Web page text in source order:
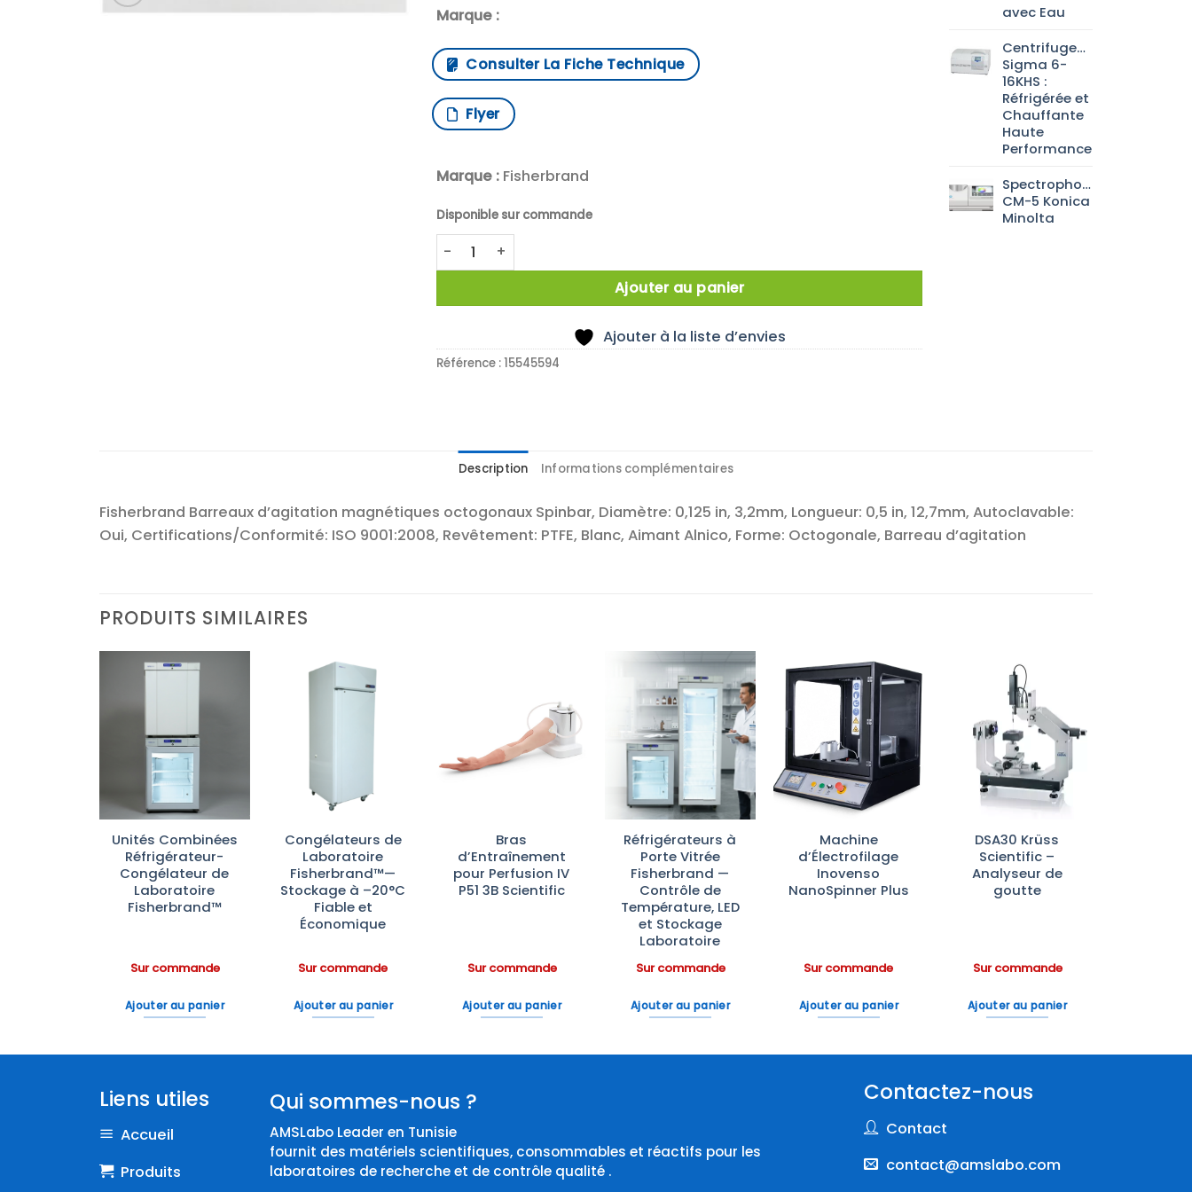
Marque :
Consulter La Fiche Technique
Flyer
Marque :Fisherbrand
Disponible sur commande
quantité de Spin bar magnetic stir bar, PTFE coated
Ajouter au panier
Ajouter à la liste d’envies
Référence :15545594
avec Eau
Centrifugeuse
Sigma 6-
16KHS :
Réfrigérée et
Chauffante
Haute
Performance
Spectrophotomètre
CM-5 Konica
Minolta
Description Informations complémentaires
Fisherbrand Barreaux d’agitation magnétiques octogonaux Spinbar, Diamètre: 0,125 in, 3,2mm, Longueur: 0,5 in, 12,7mm, Autoclavable:
Oui, Certifications/Conformité: ISO 9001:2008, Revêtement: PTFE, Blanc, Aimant Alnico, Forme: Octogonale, Barreau d’agitation
PRODUITS SIMILAIRES
Ajouter
à la liste
Unités Combinées
Réfrigérateur-
Congélateur de
Laboratoire
Fisherbrand™
Sur commande
Ajouter au panier
Congélateurs de
Laboratoire
Fisherbrand™—
Stockage à –20°C
Fiable et
Économique
Sur commande
Ajouter au panier
Ajouter
à la liste
d’envies
Bras
d’Entraînement
pour Perfusion IV
P51 3B Scientific
Sur commande
Ajouter au panier
Ajouter
à la liste
d’envies
Réfrigérateurs à
Porte Vitrée
Fisherbrand —
Contrôle de
Température, LED
et Stockage
Laboratoire
Sur commande
Ajouter au panier
Ajouter
à la liste
d’envies
Machine
d’Électrofilage
Inovenso
NanoSpinner Plus
Sur commande
Ajouter au panier
Ajouter
à la liste
d’envies
DSA30 Krüss
Scientific –
Analyseur de
goutte
Sur commande
Ajouter au panier
Liens utiles
Accueil
Produits
Qui sommes-nous ?
AMSLabo Leader en Tunisie
fournit des matériels scientifiques, consommables et réactifs pour les
laboratoires de recherche et de contrôle qualité .
Contactez-nous
Contact
contact@amslabo.com